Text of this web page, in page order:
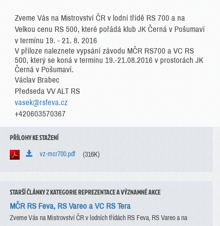
Zveme Vás na Mistrovství ČR v lodní třídě RS 700 a na
Velkou cenu RS 500, které pořádá klub JK Černá v Pošumaví
v termínu 19. - 21. 8. 2016
V příloze naleznete vypsání závodu MČR RS700 a VC RS
500, který se koná v termínu 19.-21.08.2016 v prostorách JK
Černá v Pošumaví.
Václav Brabec
Předseda VV ALT RS
vasek@rsfeva.cz
+420603570367
PŘÍLOHY KE STAŽENÍ
vz-mcr700.pdf (316K)
STARŠÍ ČLÁNKY Z KATEGORIE REPREZENTACE A VÝZNAMNÉ AKCE
MČR RS Feva, RS Vareo a VC RS Tera
Zveme Vás na Mistrovství ČR v lodních třídách RS Feva, RS Vareo a na